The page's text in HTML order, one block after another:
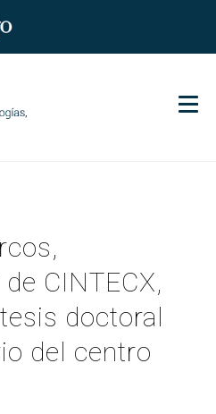
CINTECX,
doctoral
del centro